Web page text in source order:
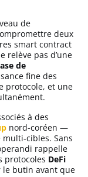
de
deux
smart contract
relève pas d’une
de
fine des
protocole, et une
à des
nord-coréen —
cibles. Sans
rappelle
protocoles DeFi
le butin avant que